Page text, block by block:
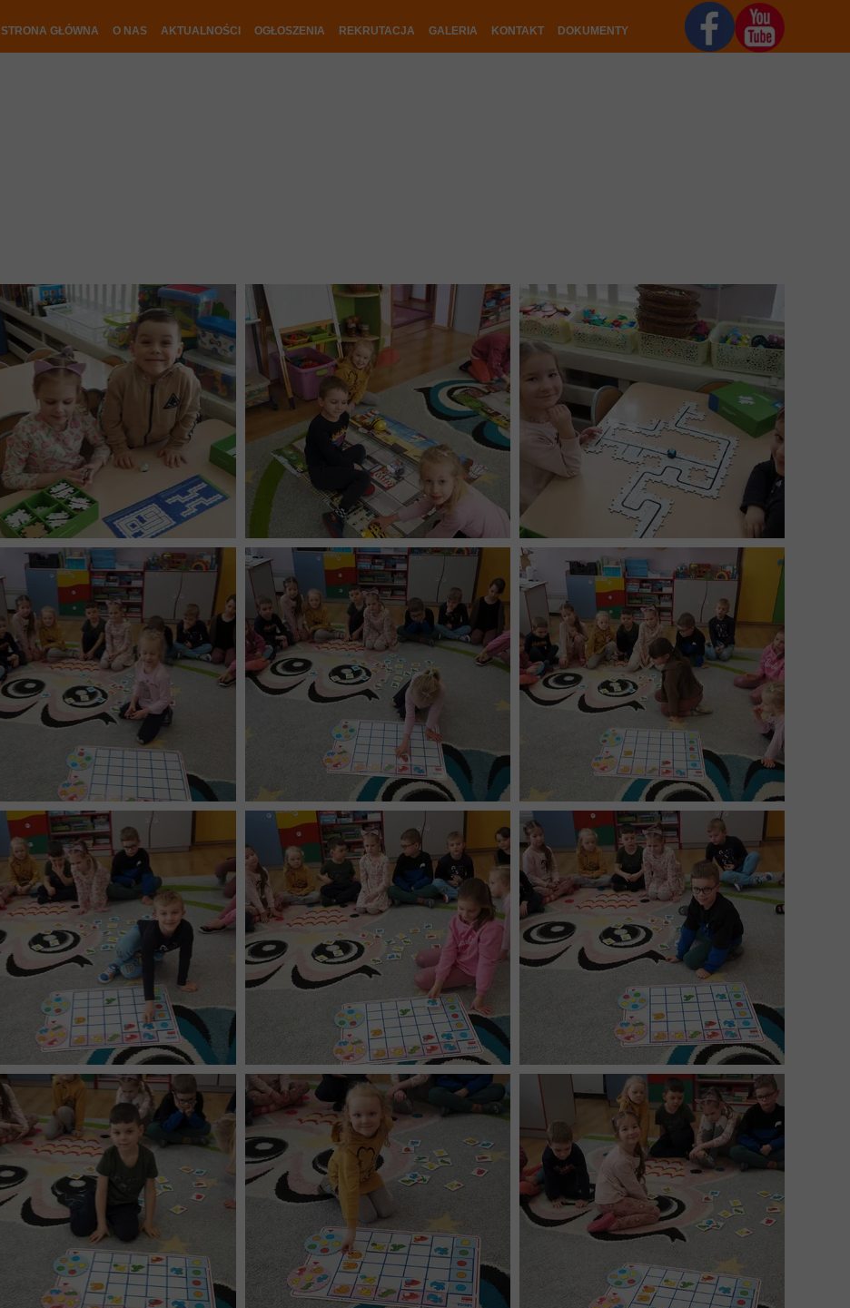
STRONA GŁÓWNA O NAS AKTUALNOŚCI OGŁOSZENIA REKRUTACJA GALERIA KONTAKT DOKUMENTY